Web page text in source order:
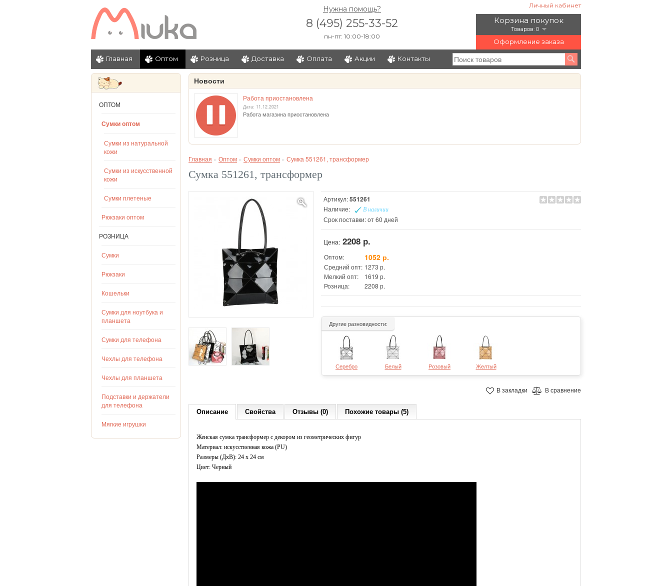
Личный кабинет
Корзина покупок
Товаров: 0
Оформление заказа
Нужна помощь?
8 (495) 255-33-52
пн-пт: 10:00-18:00
Главная Оптом Розница Доставка Оплата Акции Контакты
ОПТОМ
Сумки оптом
Сумки из натуральной
кожи
Сумки из искусственной
кожи
Сумки плетеные
Рюкзаки оптом
РОЗНИЦА
Сумки
Рюкзаки
Кошельки
Сумки для ноутбука и
планшета
Сумки для телефона
Чехлы для телефона
Чехлы для планшета
Подставки и держатели
для телефона
Мягкие игрушки
Новости
Работа приостановлена
Дата: 11.12.2021
Работа магазина приостановлена
Главная » Оптом » Сумки оптом » Сумка 551261, трансформер
Сумка 551261, трансформер
Артикул:551261
Наличие: В наличии
Срок поставки: от 60 дней
Цена: 2208 р.
Оптом: 1052 р.
Средний опт: 1273 р.
Мелкий опт:
1619 р.
Розница:
2208 р.
Другие разновидности:
Серебро Белый Розовый Желтый
В закладки В сравнение
Описание Свойства Отзывы (0) Похожие товары (5)
Женская сумка трансформер с декором из геометрических фигур
Материал: искусственная кожа (PU)
Размеры (ДxВ): 24 x 24 см
Цвет: Черный